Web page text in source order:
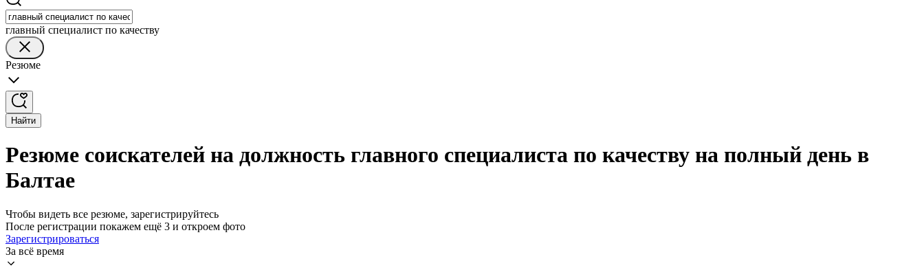
главный специалист по качеству
Резюме
Найти
Резюме соискателей на должность главного специалиста по качеству на полный день в
Балтае
Чтобы видеть все резюме, зарегистрируйтесь
После регистрации покажем ещё 3 и откроем фото
Зарегистрироваться
За всё время